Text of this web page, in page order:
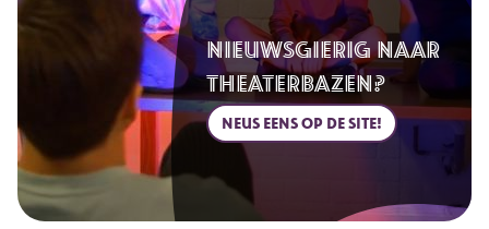
NIEUWSGIERIG NAAR
THEATERBAZEN?
NEUS EENS OP DE SITE!